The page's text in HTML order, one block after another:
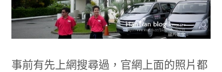
事前有先上網搜尋過，官網上面的照片都